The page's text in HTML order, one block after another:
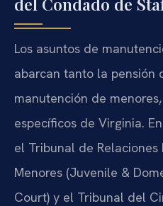
Los asuntos de
abarcan tanto la pensión
manutención de
específicos de Virginia.
el Tribunal de Relaciones
Menores (Juvenile &
Court) y el Tribunal del